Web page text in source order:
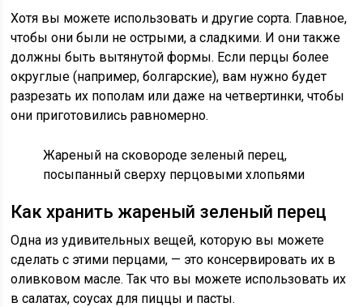
Хотя вы можете использовать и другие сорта. Главное,
чтобы они были не острыми, а сладкими. И они также
должны быть вытянутой формы. Если перцы более
округлые (например, болгарские), вам нужно будет
разрезать их пополам или даже на четвертинки, чтобы
они приготовились равномерно.
Жареный на сковороде зеленый перец,
посыпанный сверху перцовыми хлопьями
Как хранить жареный зеленый перец
Одна из удивительных вещей, которую вы можете
сделать с этими перцами, — это консервировать их в
оливковом масле. Так что вы можете использовать их
в салатах, соусах для пиццы и пасты.